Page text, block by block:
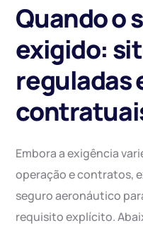
Quando o
exigido:
reguladas
Embora a exigência
operação e contratos,
seguro aeronáutico
requisito explícito.